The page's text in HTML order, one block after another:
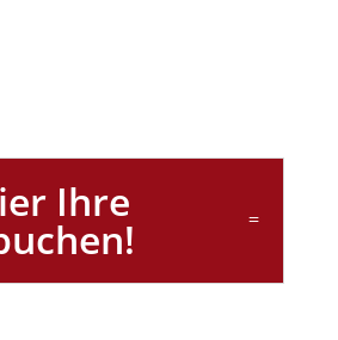
Ihre